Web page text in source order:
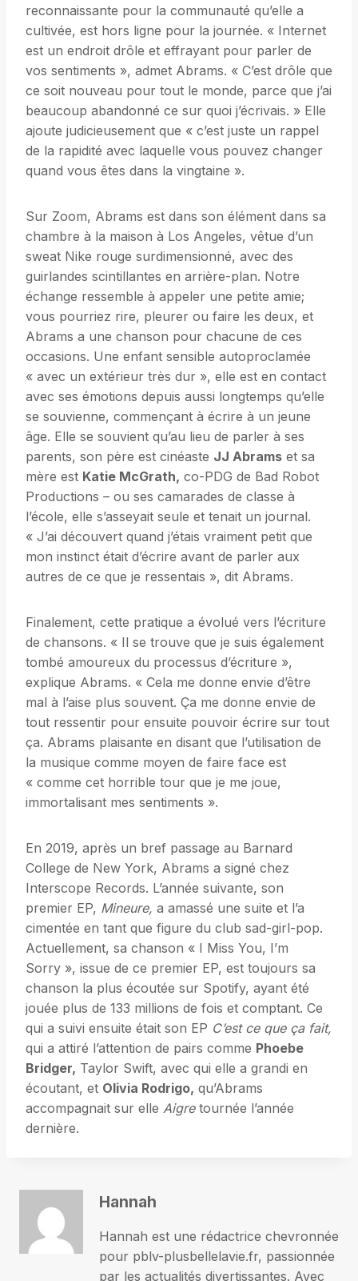
reconnaissante pour la communauté qu’elle a
cultivée, est hors ligne pour la journée. « Internet
est un endroit drôle et effrayant pour parler de
vos sentiments », admet Abrams. « C’est drôle que
ce soit nouveau pour tout le monde, parce que j’ai
beaucoup abandonné ce sur quoi j’écrivais. » Elle
ajoute judicieusement que « c’est juste un rappel
de la rapidité avec laquelle vous pouvez changer
quand vous êtes dans la vingtaine ».
Sur Zoom, Abrams est dans son élément dans sa
chambre à la maison à Los Angeles, vêtue d’un
sweat Nike rouge surdimensionné, avec des
guirlandes scintillantes en arrière-plan. Notre
échange ressemble à appeler une petite amie;
vous pourriez rire, pleurer ou faire les deux, et
Abrams a une chanson pour chacune de ces
occasions. Une enfant sensible autoproclamée
« avec un extérieur très dur », elle est en contact
avec ses émotions depuis aussi longtemps qu’elle
se souvienne, commençant à écrire à un jeune
âge. Elle se souvient qu’au lieu de parler à ses
parents, son père est cinéaste JJ Abrams et sa
mère est Katie McGrath, co-PDG de Bad Robot
Productions – ou ses camarades de classe à
l’école, elle s’asseyait seule et tenait un journal.
« J’ai découvert quand j’étais vraiment petit que
mon instinct était d’écrire avant de parler aux
autres de ce que je ressentais », dit Abrams.
Finalement, cette pratique a évolué vers l’écriture
de chansons. « Il se trouve que je suis également
tombé amoureux du processus d’écriture »,
explique Abrams. « Cela me donne envie d’être
mal à l’aise plus souvent. Ça me donne envie de
tout ressentir pour ensuite pouvoir écrire sur tout
ça. Abrams plaisante en disant que l’utilisation de
la musique comme moyen de faire face est
« comme cet horrible tour que je me joue,
immortalisant mes sentiments ».
En 2019, après un bref passage au Barnard
College de New York, Abrams a signé chez
Interscope Records. L’année suivante, son
premier EP, Mineure, a amassé une suite et l’a
cimentée en tant que figure du club sad-girl-pop.
Actuellement, sa chanson « I Miss You, I’m
Sorry », issue de ce premier EP, est toujours sa
chanson la plus écoutée sur Spotify, ayant été
jouée plus de 133 millions de fois et comptant. Ce
qui a suivi ensuite était son EP C’est ce que ça fait,
qui a attiré l’attention de pairs comme Phoebe
Bridger, Taylor Swift, avec qui elle a grandi en
écoutant, et Olivia Rodrigo, qu’Abrams
accompagnait sur elle Aigretournée l’année
dernière.
Hannah
Hannah est une rédactrice chevronnée
pour pblv-plusbellelavie.fr, passionnée
par les actualités divertissantes. Avec